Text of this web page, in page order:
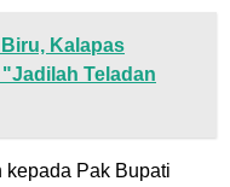
Kalapas
Teladan
kepada Pak Bupati